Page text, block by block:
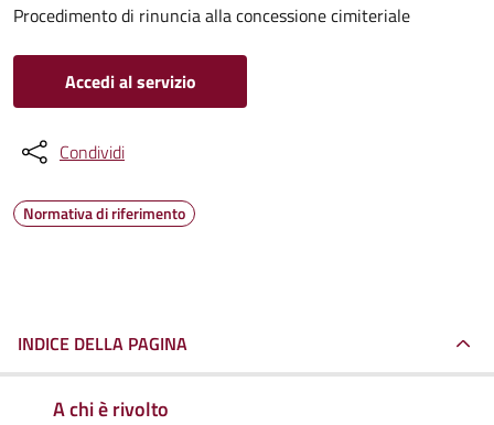
Procedimento di rinuncia alla concessione cimiteriale
Accedi al servizio
Condividi
Normativa di riferimento
INDICE DELLA PAGINA
A chi è rivolto